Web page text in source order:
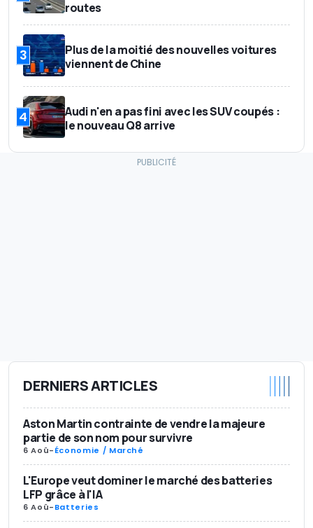
routes
3
Plus de la moitié des nouvelles voitures
viennent de Chine
4
Audi n'en a pas fini avec les SUV coupés :
le nouveau Q8 arrive
DERNIERS ARTICLES
Aston Martin contrainte de vendre la majeure
partie de son nom pour survivre
6 Aoû-Économie / Marché
L'Europe veut dominer le marché des batteries
LFP grâce à l'IA
6 Aoû-Batteries